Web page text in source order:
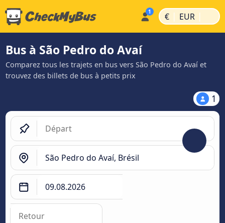
€ | EUR |
Bus à São Pedro do Avaí
Comparez tous les trajets en bus vers São Pedro do Avaí et
trouvez des billets de bus à petits prix
1